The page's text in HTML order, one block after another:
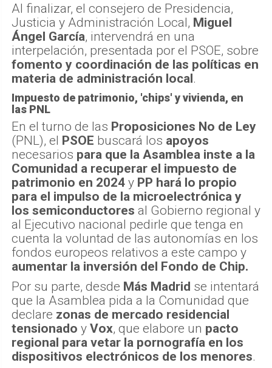
Al finalizar, el consejero de Presidencia,
Justicia y Administración Local, Miguel
Ángel García, intervendrá en una
interpelación, presentada por el PSOE, sobre
fomento y coordinación de las políticas en
materia de administración local.
Impuesto de patrimonio, 'chips' y vivienda, en
las PNL
En el turno de las Proposiciones No de Ley
(PNL), el PSOE buscará los apoyos
necesarios para que la Asamblea inste a la
Comunidad a recuperar el impuesto de
patrimonio en 2024 y PP hará lo propio
para el impulso de la microelectrónica y
los semiconductores al Gobierno regional y
al Ejecutivo nacional pedirle que tenga en
cuenta la voluntad de las autonomías en los
fondos europeos relativos a este campo y
aumentar la inversión del Fondo de Chip.
Por su parte, desde Más Madrid se intentará
que la Asamblea pida a la Comunidad que
declare zonas de mercado residencial
tensionado y Vox, que elabore un pacto
regional para vetar la pornografía en los
dispositivos electrónicos de los menores.